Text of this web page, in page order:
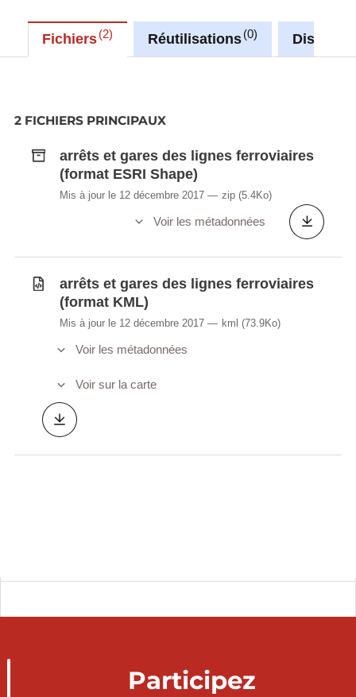
Fichiers 2 Réutilisations 0
2 FICHIERS PRINCIPAUX
arrêts et gares des lignes ferroviaires
(format ESRI Shape)
Mis à jour le 12 décembre 2017 zip (5.4Ko)
Voir les métadonnées
arrêts et gares des lignes ferroviaires
(format KML)
Mis à jour le 12 décembre 2017 kml (73.9Ko)
Voir les métadonnées
Voir sur la carte
Participez